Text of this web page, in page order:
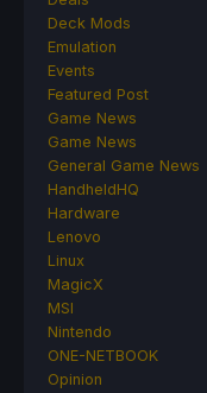
Deck Mods
Emulation
Events
Featured Post
Game News
Game News
General Game News
HandheldHQ
Hardware
Lenovo
Linux
MagicX
MSI
Nintendo
ONE-NETBOOK
Opinion